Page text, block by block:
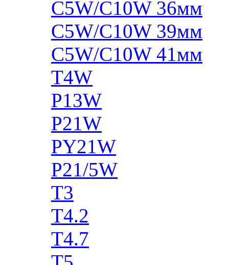
C5W/C10W 36мм
C5W/C10W 39мм
C5W/C10W 41мм
T4W
P13W
P21W
PY21W
P21/5W
T3
T4.2
T4.7